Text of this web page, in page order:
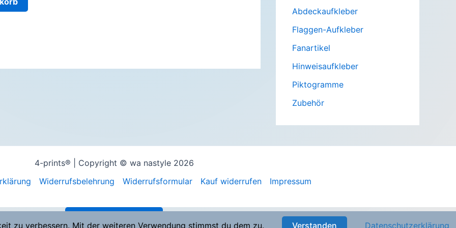
€.
Abdeckaufkleber
Flaggen-Aufkleber
Fanartikel
Hinweisaufkleber
Piktogramme
Zubehör
4-prints® | Copyright © wa nastyle 2026
Widerrufsbelehrung Widerrufsformular Kauf widerrufen Impressum
zu verbessern. Mit der weiteren Verwendung stimmst du dem zu.
Verstanden Datenschutzerklärung